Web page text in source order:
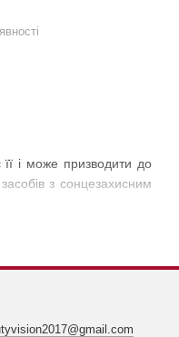
і може призводити до
з сонцезахисним